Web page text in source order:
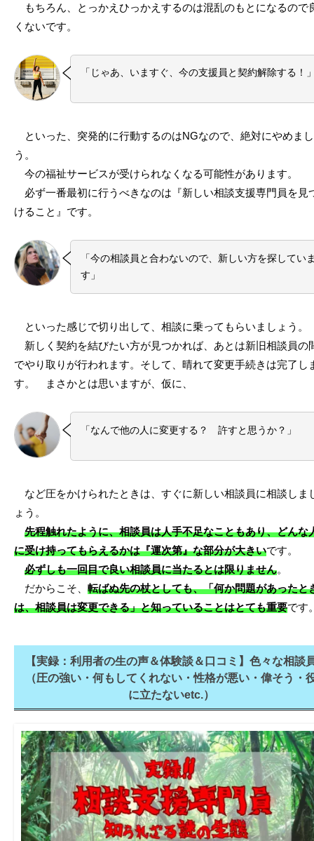
もちろん、とっかえひっかえするのは混乱のもとになるので
くないです。
「じゃあ、いますぐ、今の支援員と契約解除する！
といった、突発的に行動するのはNGなので、絶対にやめま
う。
今の福祉サービスが受けられなくなる可能性があります。
必ず一番最初に行うべきなのは『新しい相談支援専門員を見
けること』です。
「今の相談員と合わないので、新しい方を探してい
す」
といった感じで切り出して、相談に乗ってもらいましょう。
新しく契約を結びたい方が見つかれば、あとは新旧相談員の
でやり取りが行われます。そして、晴れて変更手続きは完了し
す。 まさかとは思いますが、仮に、
「なんで他の人に変更する？ 許すと思うか？」
など圧をかけられたときは、すぐに新しい相談員に相談しま
ょう。
先程触れたように、相談員は人手不足なこともあり、どんな
に受け持ってもらえるかは『運次第』な部分が大きいです。
必ずしも一回目で良い相談員に当たるとは限りません。
だからこそ、 転ばぬ先の杖としても、「何か問題があったと
は、相談員は変更できる」と知っていることはとても重要です
【実録：利用者の生の声＆体験談＆口コミ】色々な相談
（圧の強い・何もしてくれない・性格が悪い・偉そう・
に立たないetc.）